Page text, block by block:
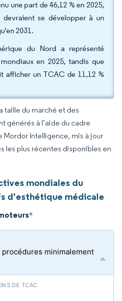
une part de 46,12 % en 2025,
se développer à un
2031.
du Nord a représenté
en 2025, tandis que
afficher un TCAC de 11,12 %
taille du marché et des
générés à l’aide du cadre
Intelligence, mis à jour
les plus récentes disponibles en
mondiales du
d'esthétique médicale
*
minimalement